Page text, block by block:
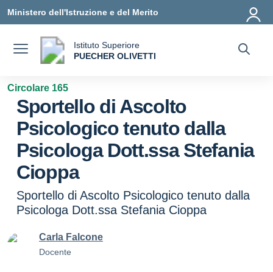
Ministero dell'Istruzione e del Merito
Istituto Superiore
PUECHER OLIVETTI
Circolare 165
Sportello di Ascolto
Psicologico tenuto dalla
Psicologa Dott.ssa Stefania
Cioppa
Sportello di Ascolto Psicologico tenuto dalla
Psicologa Dott.ssa Stefania Cioppa
Carla Falcone
Docente